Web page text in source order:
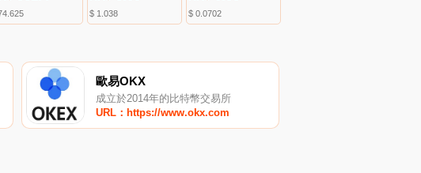
$ 1.038 $ 0.0702
歐易OKX
成立於2014年的比特幣交易所
URL：https://www.okx.com